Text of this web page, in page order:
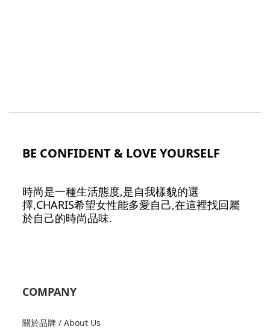
BE CONFIDENT & LOVE YOURSELF
時尚是一種生活態度,是自我樣貌的選
擇,CHARIS希望女性能多愛自己,在這裡找回屬
於自己的時尚品味.
COMPANY
關於品牌 / About Us